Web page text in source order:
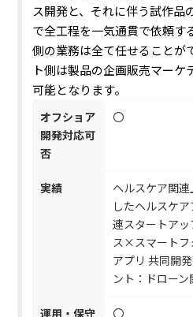
ス開発と、それに伴う試作品
で全工程を一気通貫で依頼す
側の業務は全て任せることが
ト側は製品の企画販売マーケ
可能となります。
オフショア
開発対応可
否
〇
実績
ヘルスケア関
したヘルスケ
連スタートア
ス×スマートフ
アプリ 共同開
ント：ドロー
運用・保守 〇